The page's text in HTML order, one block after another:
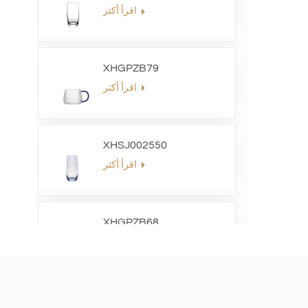
XHGPZB79
XHSJ002550
XHGPZB68